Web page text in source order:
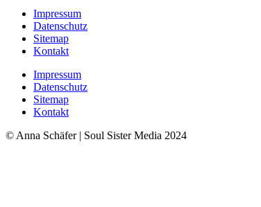
Impressum
Datenschutz
Sitemap
Kontakt
Impressum
Datenschutz
Sitemap
Kontakt
© Anna Schäfer | Soul Sister Media 2024